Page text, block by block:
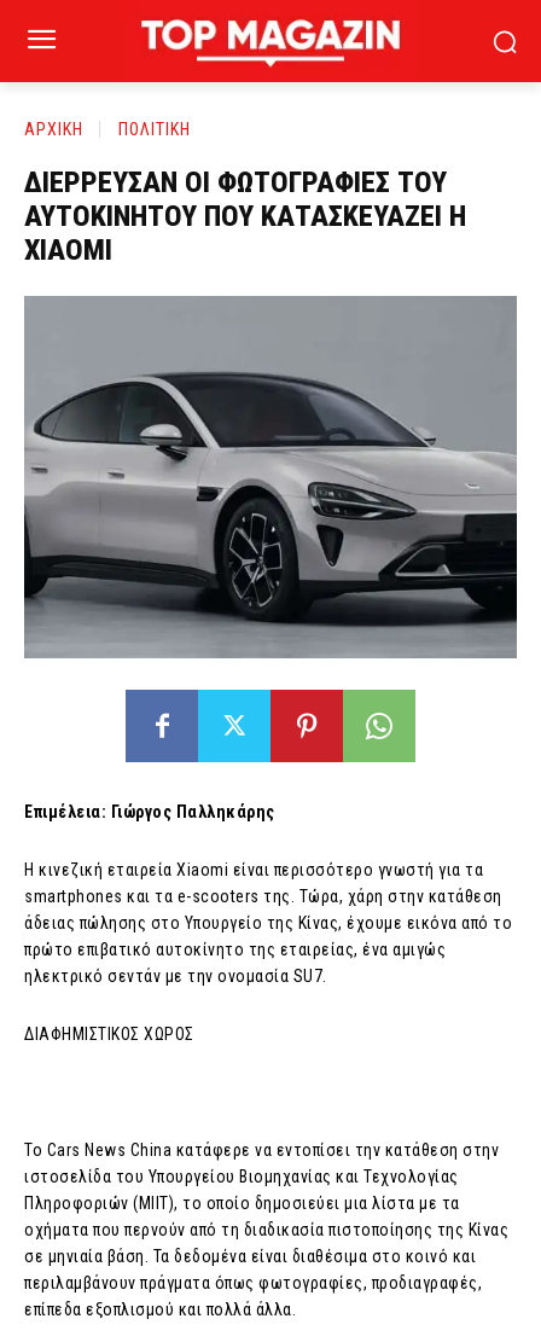
ΑΡΧΙΚΗ ΠΟΛΙΤΙΚΗ
ΔΙΕΡΡΕΥΣΑΝ ΟΙ ΦΩΤΟΓΡΑΦΙΕΣ ΤΟΥ
ΑΥΤΟΚΙΝΗΤΟΥ ΠΟΥ ΚΑΤΑΣΚΕΥΑΖΕΙ Η
XIAOMI
Επιμέλεια: Γιώργος Παλληκάρης
Η κινεζική εταιρεία Xiaomi είναι περισσότερο γνωστή για τα
smartphones και τα e-scooters της. Τώρα, χάρη στην κατάθεση
άδειας πώλησης στο Υπουργείο της Κίνας, έχουμε εικόνα από το
πρώτο επιβατικό αυτοκίνητο της εταιρείας, ένα αμιγώς
ηλεκτρικό σεντάν με την ονομασία SU7.
ΔΙΑΦΗΜΙΣΤΙΚΟΣ ΧΩΡΟΣ
Το Cars News China κατάφερε να εντοπίσει την κατάθεση στην
ιστοσελίδα του Υπουργείου Βιομηχανίας και Τεχνολογίας
Πληροφοριών (MIIT), το οποίο δημοσιεύει μια λίστα με τα
οχήματα που περνούν από τη διαδικασία πιστοποίησης της Κίνας
σε μηνιαία βάση. Τα δεδομένα είναι διαθέσιμα στο κοινό και
περιλαμβάνουν πράγματα όπως φωτογραφίες, προδιαγραφές,
επίπεδα εξοπλισμού και πολλά άλλα.